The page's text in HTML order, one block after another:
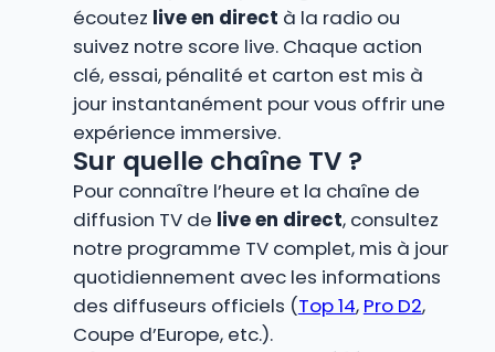
écoutez live en direct à la radio ou
suivez notre score live. Chaque action
clé, essai, pénalité et carton est mis à
jour instantanément pour vous offrir une
expérience immersive.
Sur quelle chaîne TV ?
Pour connaître l’heure et la chaîne de
diffusion TV de live en direct, consultez
notre programme TV complet, mis à jour
quotidiennement avec les informations
des diffuseurs officiels (Top 14, Pro D2,
Coupe d’Europe, etc.).